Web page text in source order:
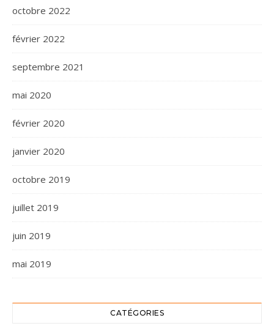
octobre 2022
février 2022
septembre 2021
mai 2020
février 2020
janvier 2020
octobre 2019
juillet 2019
juin 2019
mai 2019
CATÉGORIES